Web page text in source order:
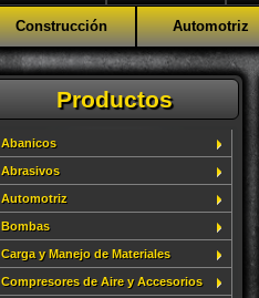
Construcción Automotriz
Productos
Abanicos
Abrasivos
Automotriz
Bombas
Carga y Manejo de Materiales
Compresores de Aire y Accesorios